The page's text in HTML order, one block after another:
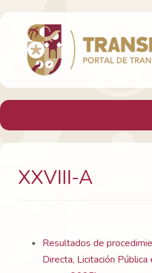
H. Ayuntamiento
XXVIII-A
Resultados de
Directa, Licitación